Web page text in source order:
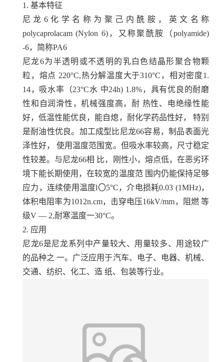
1. 基本特征
尼龙6化学名称为聚己内酰胺，英文名称
polycaprolacam (Nylon 6)，又称聚酰胺（polyamide)
-6，简称PA6
尼龙6为半透明或不透明的乳白色结晶形聚合物颗
粒，熔点 220°C,热分解温度大于310°C，相对密度1.
14，吸水率（23°C水 中24h) 1.8%，具有优良的耐磨
性和自润滑性，机械强度高，耐 热性、电绝缘性能
好，低温性能优良，能自熄，耐化学药品性好， 特别
是耐油性优良。加工成型比尼龙66容易，制品表面光
泽性好， 使用温度范围宽。但吸水率较高，尺寸稳定
性较差。与尼龙66相 比，刚性小，熔点低，在恶劣环
境下能长期使用，在较宽的温度范 围内仍能保持足够
应力，连续使用温度l〇5°C，介电损耗0.03 (1MHz)，
体积电阻率为1012n.cm，击穿电压16kV/mm，阻燃 等
级V — 2,耐寒温度一30°C。
2. 应用
尼龙6是尼龙系列中产量较大、用量较多、用途较广
的品种之 一。广泛应用于汽车、电子、电器、机械、
交通、纺织、化工、造 纸、包装等行业。